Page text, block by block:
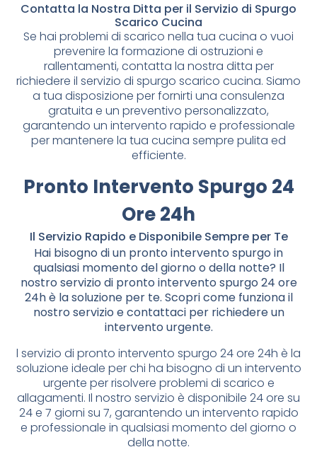
Contatta la Nostra Ditta per il Servizio di Spurgo
Scarico Cucina
Se hai problemi di scarico nella tua cucina o vuoi
prevenire la formazione di ostruzioni e
rallentamenti, contatta la nostra ditta per
richiedere il servizio di spurgo scarico cucina. Siamo
a tua disposizione per fornirti una consulenza
gratuita e un preventivo personalizzato,
garantendo un intervento rapido e professionale
per mantenere la tua cucina sempre pulita ed
efficiente.
Pronto Intervento Spurgo 24
Ore 24h
Il Servizio Rapido e Disponibile Sempre per Te
Hai bisogno di un pronto intervento spurgo in
qualsiasi momento del giorno o della notte? Il
nostro servizio di pronto intervento spurgo 24 ore
24h è la soluzione per te. Scopri come funziona il
nostro servizio e contattaci per richiedere un
intervento urgente.
l servizio di pronto intervento spurgo 24 ore 24h è la
soluzione ideale per chi ha bisogno di un intervento
urgente per risolvere problemi di scarico e
allagamenti. Il nostro servizio è disponibile 24 ore su
24 e 7 giorni su 7, garantendo un intervento rapido
e professionale in qualsiasi momento del giorno o
della notte.